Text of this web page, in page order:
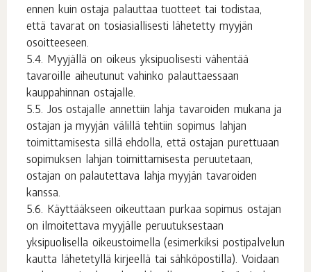
ennen kuin ostaja palauttaa tuotteet tai todistaa,
että tavarat on tosiasiallisesti lähetetty myyjän
osoitteeseen.
Myyjällä on oikeus yksipuolisesti vähentää
tavaroille aiheutunut vahinko palauttaessaan
kauppahinnan ostajalle.
Jos ostajalle annettiin lahja tavaroiden mukana ja
ostajan ja myyjän välillä tehtiin sopimus lahjan
toimittamisesta sillä ehdolla, että ostajan purettuaan
sopimuksen lahjan toimittamisesta peruutetaan,
ostajan on palautettava lahja myyjän tavaroiden
kanssa.
Käyttääkseen oikeuttaan purkaa sopimus ostajan
on ilmoitettava myyjälle peruutuksestaan
yksipuolisella oikeustoimella (esimerkiksi postipalvelun
kautta lähetetyllä kirjeellä tai sähköpostilla). Voidaan